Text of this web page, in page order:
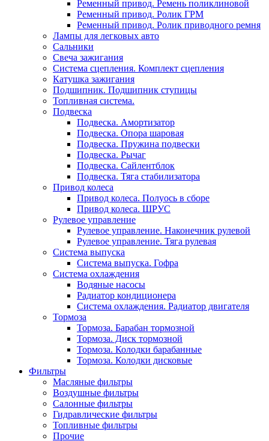
Ременный привод. Ремень поликлиновой
Ременный привод. Ролик ГРМ
Ременный привод. Ролик приводного ремня
Лампы для легковых авто
Сальники
Свеча зажигания
Система сцепления. Комплект сцепления
Катушка зажигания
Подшипник. Подшипник ступицы
Топливная система.
Подвеска
Подвеска. Амортизатор
Подвеска. Опора шаровая
Подвеска. Пружина подвески
Подвеска. Рычаг
Подвеска. Сайлентблок
Подвеска. Тяга стабилизатора
Привод колеса
Привод колеса. Полуось в сборе
Привод колеса. ШРУС
Рулевое управление
Рулевое управление. Наконечник рулевой
Рулевое управление. Тяга рулевая
Система выпуска
Система выпуска. Гофра
Система охлаждения
Водяные насосы
Радиатор кондиционера
Система охлаждения. Радиатор двигателя
Тормоза
Тормоза. Барабан тормозной
Тормоза. Диск тормозной
Тормоза. Колодки барабанные
Тормоза. Колодки дисковые
Фильтры
Масляные фильтры
Воздушные фильтры
Салонные фильтры
Гидравлические фильтры
Топливные фильтры
Прочие